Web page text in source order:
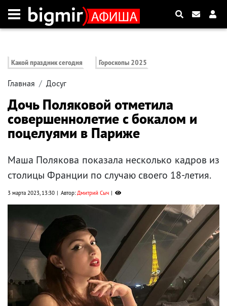
Какой праздник сегодня Гороскопы 2025
Главная Досуг
Дочь Поляковой отметила
совершеннолетие с бокалом и
поцелуями в Париже
Маша Полякова показала несколько кадров из
столицы Франции по случаю своего 18-летия.
3 марта 2023, 13:30 Автор:Дмитрий Сыч